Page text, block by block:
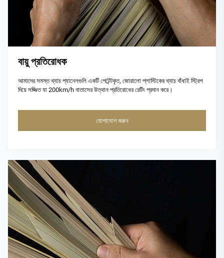
বায়ু প্রতিরোধক
আমাদের সমস্ত থ্যাচ প্যানেলগুলি একটি পেটেন্টকৃত, জোরালো প্লাস্টিকের থ্যাচ বাঁধাই স্ট্রিপ
দিয়ে সজ্জিত যা 200km/h বাতাসের উত্থান প্রতিরোধের রেটিং প্রদান করে।
যোগাযোগ করুন